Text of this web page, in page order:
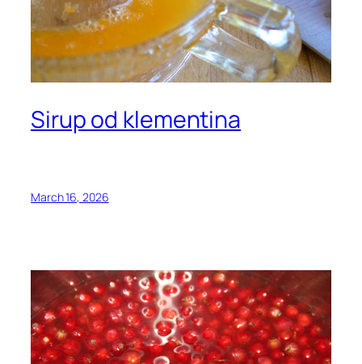
Sirup od klementina
March 16, 2026